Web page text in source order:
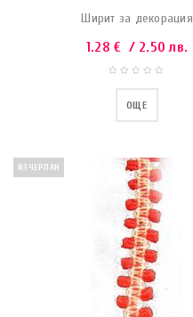
Ширит за декорация
1.28€ / 2.50 лв.
ОЩЕ
ИЗЧЕРПАН